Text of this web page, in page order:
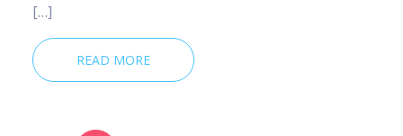
[…]
READ MORE